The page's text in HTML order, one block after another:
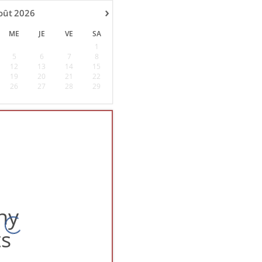
›
2026
ME JE VE
SA
1
5
6 7
8
12
13 14
15
19
20 21
22
26
27 28 29